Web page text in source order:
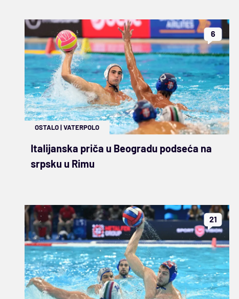
6
OSTALO|VATERPOLO
Italijanska priča u Beogradu podseća na
srpsku u Rimu
21